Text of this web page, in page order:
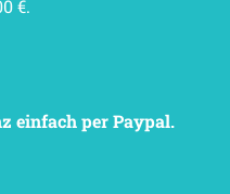
€.
einfach per Paypal.